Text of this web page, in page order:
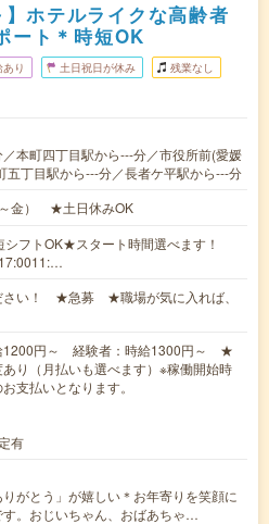
】ホテルライクな高齢者
ート＊時短OK
り 土日祝日が休み 残業なし
本町四丁目駅から---分／市役所前(愛媛
五丁目駅から---分／長者ケ平駅から---分
金） ★土日休みOK
フトOK★スタート時間選べます！
さい！ ★急募 ★職場が気に入れば、
1200円～ 経験者：時給1300円～ ★
り（月払いも選べます）※稼働開始時
支払いとなります。
有
がとう」が嬉しい＊お年寄りを笑顔に
。おじいちゃん、おばあちゃ…